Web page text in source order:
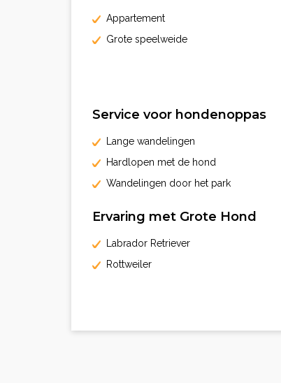
Appartement
Grote speelweide
Service voor hondenoppas
Lange wandelingen
Hardlopen met de hond
Wandelingen door het park
Ervaring met Grote Hond
Labrador Retriever
Rottweiler